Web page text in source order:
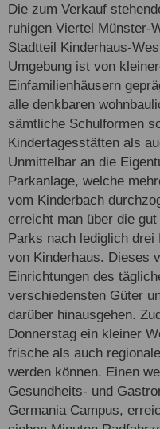
Die zum Verkauf
ruhigen Viertel Münster-
Stadtteil Kinderhaus-
Umgebung ist von
Einfamilienhäusern
alle denkbaren
sämtliche Schulformen
Kindertagesstätten als
Unmittelbar an die
Parkanlage, welche
vom Kinderbach
erreicht man über die
Parks nach lediglich
von Kinderhaus. Dieses
Einrichtungen des
verschiedensten Güter
darüber hinausgehen.
Donnerstag ein kleiner
frische als auch
werden können. Einen
Gesundheits- und
Germania Campus,